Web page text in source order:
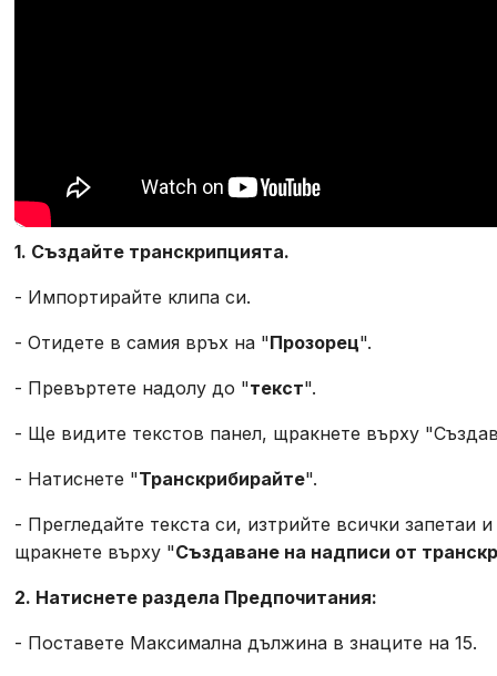
1. Създайте транскрипцията.
- Импортирайте клипа си.
- Отидете в самия връх на "Прозорец".
- Превъртете надолу до "текст".
- Ще видите текстов панел, щракнете върху
- Натиснете "Транскрибирайте".
- Прегледайте текста си, изтрийте всички запетаи
щракнете върху "Създаване на надписи от
2. Натиснете раздела Предпочитания:
- Поставете Максимална дължина в знаците на 15.